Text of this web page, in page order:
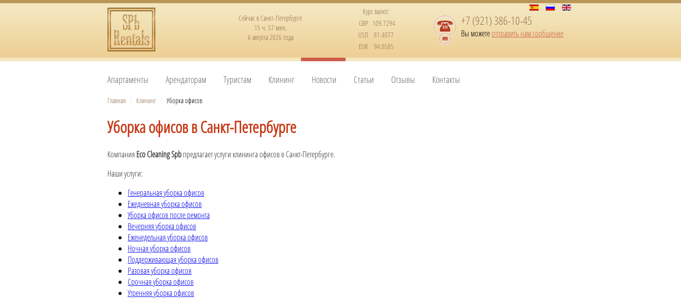
Сейчас в Санкт-Петербурге
15 ч. 57 мин.
6 августа 2026 года
Курс валют:
GBP 109.7294
USD
81.4077
EUR
94.0585
+7 (921) 386-10-45
Вы можетеотправить нам сообщение
Апартаменты Арендаторам Туристам Клининг Новости Статьи Отзывы Контакты
Главная / Клининг / Уборка офисов
Уборка офисов в Санкт-Петербурге
Компания Eco Cleaning Spbпредлагает услуги клининга офисов в Санкт-Петербурге.
Наши услуги:
Генеральная уборка офисов
Ежедневная уборка офисов
Уборка офисов после ремонта
Вечерняя уборка офисов
Еженедельная уборка офисов
Ночная уборка офисов
Поддерживающая уборка офисов
Разовая уборка офисов
Срочная уборка офисов
Утренняя уборка офисов